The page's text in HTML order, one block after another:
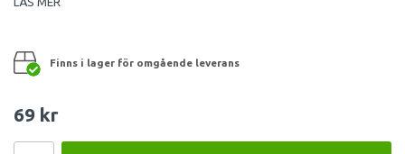
Finns i lager för omgående leverans
69 kr